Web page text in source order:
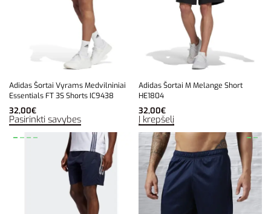
Adidas Šortai Vyrams Medvilniniai
Essentials FT 3S Shorts IC9438
32,00€
Pasirinkti savybes
Adidas Šortai M Melange Short
HE1804
32,00€
Į krepšelį